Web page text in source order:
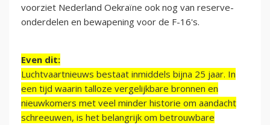
voorziet Nederland Oekraïne ook nog van reserve-
onderdelen en bewapening voor de F-16's.
Even dit:
Luchtvaartnieuws bestaat inmiddels bijna 25 jaar. In
een tijd waarin talloze vergelijkbare bronnen en
nieuwkomers met veel minder historie om aandacht
schreeuwen, is het belangrijk om betrouwbare